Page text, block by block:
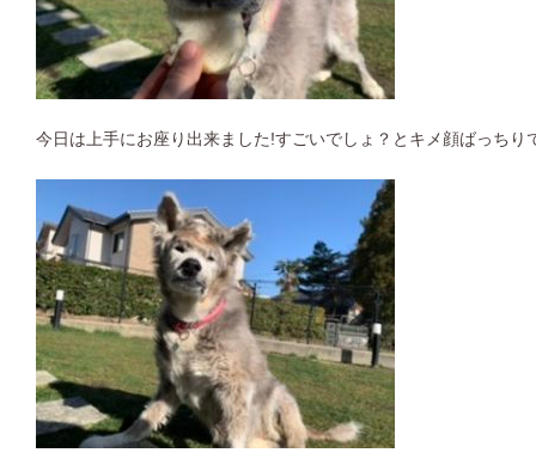
今日は上手にお座り出来ました!すごいでしょ？とキメ顔ばっちり